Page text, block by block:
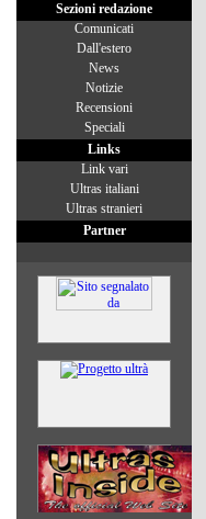
Sezioni redazione
Comunicati
Dall'estero
News
Notizie
Recensioni
Speciali
Links
Link vari
Ultras italiani
Ultras stranieri
Partner